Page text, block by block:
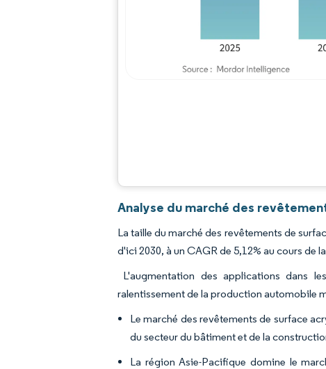
Analyse du marché des
La taille du marché des revêtements de
d'ici 2030, à un CAGR de 5,12% au cours de
L'augmentation des applications dans
ralentissement de la production automobile
Le marché des revêtements de surface
du secteur du bâtiment et de la
La région Asie-Pacifique domine le